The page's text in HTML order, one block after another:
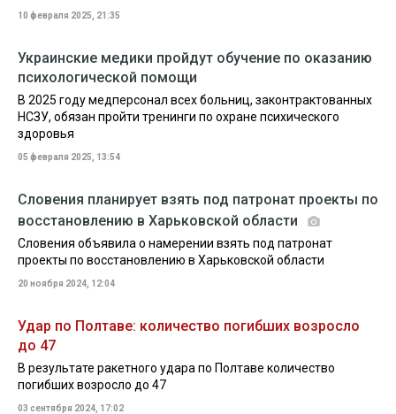
10 февраля 2025, 21:35
Украинские медики пройдут обучение по оказанию
психологической помощи
В 2025 году медперсонал всех больниц, законтрактованных
НСЗУ, обязан пройти тренинги по охране психического
здоровья
05 февраля 2025, 13:54
Словения планирует взять под патронат проекты по
восстановлению в Харьковской области
Словения объявила о намерении взять под патронат
проекты по восстановлению в Харьковской области
20 ноября 2024, 12:04
Удар по Полтаве: количество погибших возросло
до 47
В результате ракетного удара по Полтаве количество
погибших возросло до 47
03 сентября 2024, 17:02